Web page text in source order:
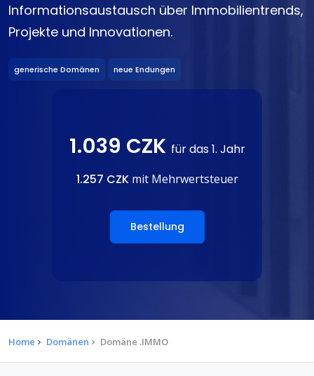
Informationsaustausch über Immobilientrends,
Projekte und Innovationen.
generische Domänen neue Endungen
1.039 CZK für das 1. Jahr
1.257 CZKmit Mehrwertsteuer
Bestellung
Home Domänen Domäne .IMMO